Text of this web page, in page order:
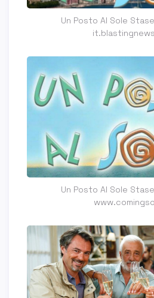
Un Posto Al Sole
Un Posto Al Sole